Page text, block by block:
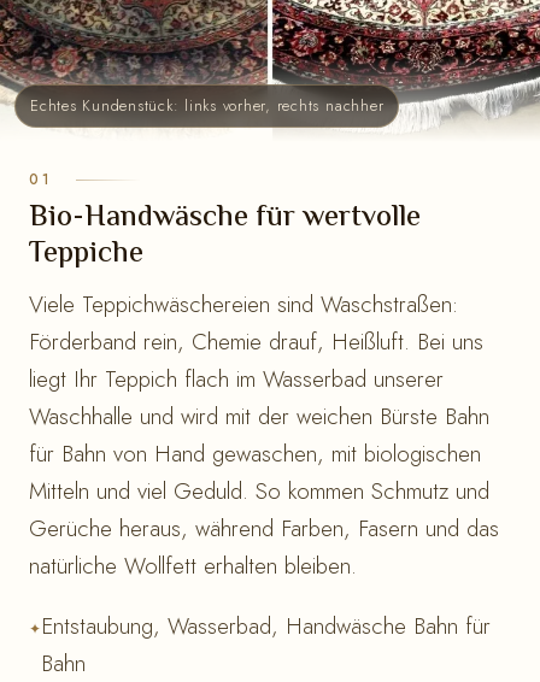
Echtes Kundenstück: links vorher, rechts nachher
Bio-Handwäsche für wertvolle
Teppiche
Viele Teppichwäschereien sind Waschstraßen:
Förderband rein, Chemie drauf, Heißluft. Bei uns
liegt Ihr Teppich flach im Wasserbad unserer
Waschhalle und wird mit der weichen Bürste Bahn
für Bahn von Hand gewaschen, mit biologischen
Mitteln und viel Geduld. So kommen Schmutz und
Gerüche heraus, während Farben, Fasern und das
natürliche Wollfett erhalten bleiben.
Entstaubung, Wasserbad, Handwäsche Bahn für
Bahn